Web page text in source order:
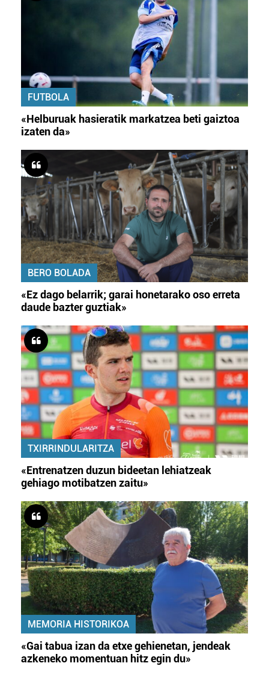
FUTBOLA
«Helburuak hasieratik markatzea beti gaiztoa
izaten da»
BERO BOLADA
«Ez dago belarrik; garai honetarako oso erreta
daude bazter guztiak»
TXIRRINDULARITZA
«Entrenatzen duzun bideetan lehiatzeak
gehiago motibatzen zaitu»
MEMORIA HISTORIKOA
«Gai tabua izan da etxe gehienetan, jendeak
azkeneko momentuan hitz egin du»